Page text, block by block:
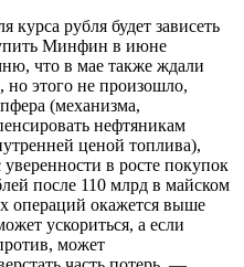
рубля будет зависеть
Минфин в июне
что в мае также ждали
этого не произошло,
(механизма,
нефтяникам
ценой топлива),
в росте покупок
после 110 млрд в майском
операций окажется выше
ускориться, а если
может